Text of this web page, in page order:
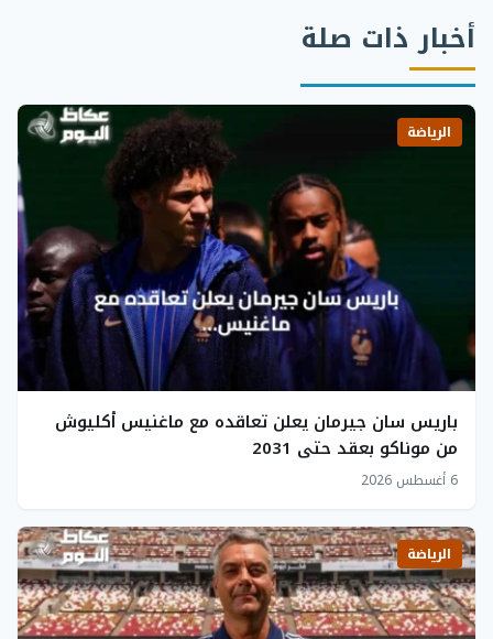
أخبار ذات صلة
الرياضة
باريس سان جيرمان يعلن تعاقده مع ماغنيس أكليوش
من موناكو بعقد حتى 2031
6 أغسطس 2026
الرياضة